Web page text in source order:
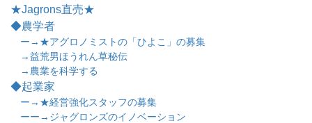
★Jagrons直売★
◆農学者
ー→★アグロノミストの「ひよこ」の募集
→益荒男ほうれん草秘伝
→農業を科学する
◆起業家
ー→★経営強化スタッフの募集
ーー→ジャグロンズのイノベーション